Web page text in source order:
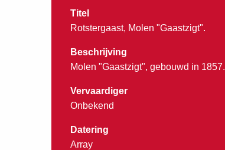
Titel
Rotstergaast, Molen "Gaastzigt".
Beschrijving
Molen "Gaastzigt", gebouwd in 1857.
Vervaardiger
Onbekend
Datering
Array